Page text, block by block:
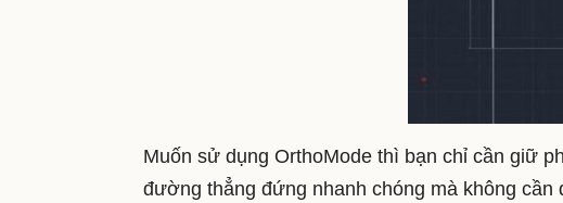
Muốn sử dụng OrthoMode thì bạn chỉ cần giữ
đường thẳng đứng nhanh chóng mà không